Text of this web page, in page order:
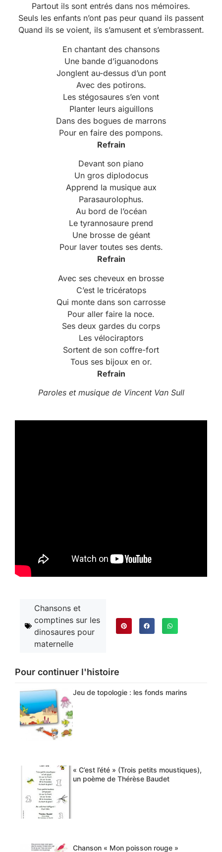
Partout ils sont entrés dans nos mémoires.
Seuls les enfants n’ont pas peur quand ils passent
Quand ils se voient, ils s’amusent et s’embrassent.
En chantant des chansons
Une bande d’iguanodons
Jonglent au-dessus d’un pont
Avec des potirons.
Les stégosaures s’en vont
Planter leurs aiguillons
Dans des bogues de marrons
Pour en faire des pompons.
Refrain
Devant son piano
Un gros diplodocus
Apprend la musique aux
Parasaurolophus.
Au bord de l’océan
Le tyrannosaure prend
Une brosse de géant
Pour laver toutes ses dents.
Refrain
Avec ses cheveux en brosse
C’est le tricératops
Qui monte dans son carrosse
Pour aller faire la noce.
Ses deux gardes du corps
Les vélociraptors
Sortent de son coffre-fort
Tous ses bijoux en or.
Refrain
Paroles et musique de Vincent Van Sull
Chansons et
comptines sur les
dinosaures pour
maternelle
Pour continuer l'histoire
Jeu de topologie : les fonds marins
« C’est l’été » (Trois petits moustiques),
un poème de Thérèse Baudet
Chanson « Mon poisson rouge »